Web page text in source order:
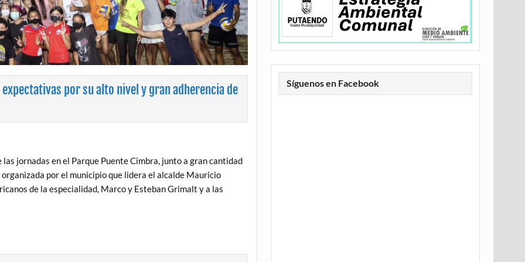
por su alto nivel y gran adherencia de
jornadas en el Parque Puente Cimbra, junto a gran cantidad
por el municipio que lidera el alcalde Mauricio
de la especialidad, Marco y Esteban Grimalt y a las
Síguenos en Facebook